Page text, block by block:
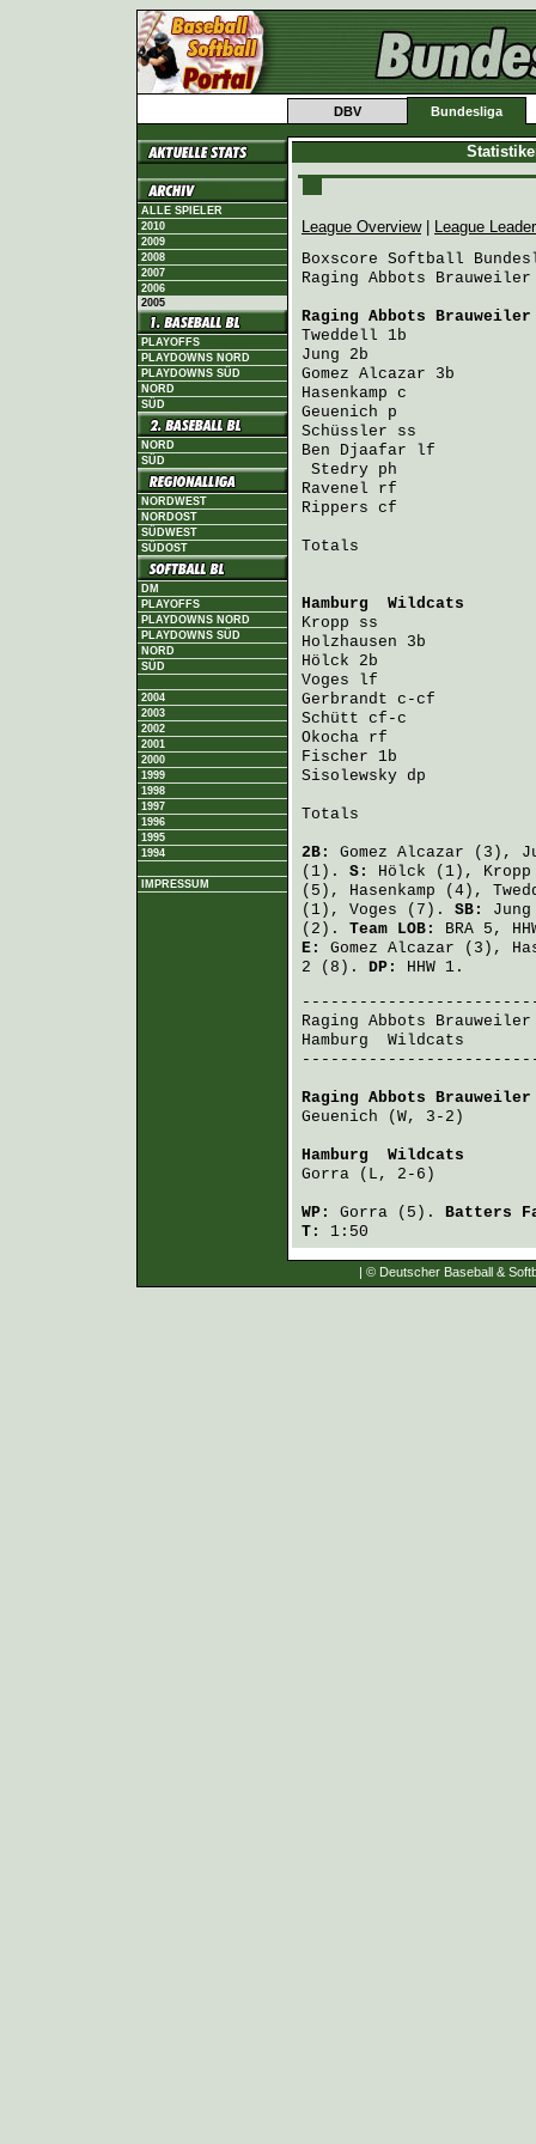
DBV Bundesliga
ALLE SPIELER
2010
2009
2008
2007
2006
2005
PLAYOFFS
PLAYDOWNS NORD
PLAYDOWNS SÜD
NORD
SÜD
NORD
SÜD
NORDWEST
NORDOST
SÜDWEST
SÜDOST
DM
PLAYOFFS
PLAYDOWNS NORD
PLAYDOWNS SÜD
NORD
SÜD
2004
2003
2002
2001
2000
1999
1998
1997
1996
1995
1994
IMPRESSUM
League Overview|
League
Boxscore Softball
Raging Abbots
Raging Abbots Brauweiler
Tweddell
Jung
Gomez Alcazar
Hasenkamp
Geuenich
Schüssler
Ben Djaafar lf
Stedry
Ravenel
Rippers cf
Totals
Hamburg  Wildcats
Kropp
Holzhausen
Hölck
Voges
Gerbrandt
Schütt
Okocha
Fischer
Sisolewsky dp
Totals
2B: Gomez Alcazar (3),
(1). S: Hölck (1), Kropp
(5), Hasenkamp (4),
(1), Voges (7). SB: Jung
(2). Team LOB:
BRA 5,
E: Gomez Alcazar (3),
2 (8). DP: HHW 1.
Raging Abbots Brauweiler
Hamburg  Wildcats
Raging Abbots Brauweiler
Geuenich (W, 3-2)
Hamburg  Wildcats
Gorra (L, 2-6)
WP: Gorra (5). Batters
T:
1:50
| © Deutscher Baseball &